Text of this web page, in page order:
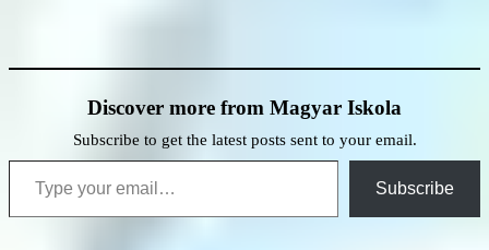
Discover more from Magyar Iskola
Subscribe to get the latest posts sent to your email.
Type your email…
Subscribe